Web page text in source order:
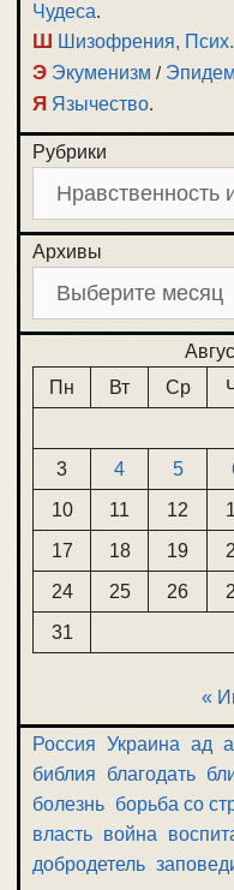
Чудеса.
Ш Шизофрения,
Э Экуменизм /
Я Язычество.
Рубрики
Архивы
Пн
Вт Ср
3
4 5
10
11 12
17
18 19
24
25 26
31
«
Россия Украина ад
библия
благодать
болезнь борьба со
власть война
добродетель